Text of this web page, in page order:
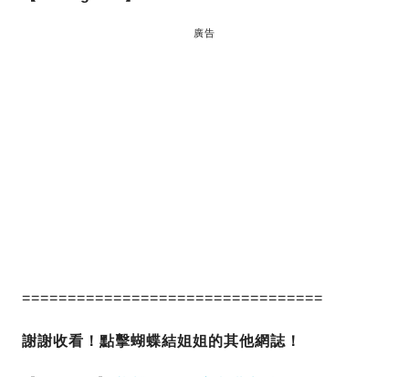
廣告
=================================
謝謝收看！ 點擊蝴蝶結姐姐的其他網誌！